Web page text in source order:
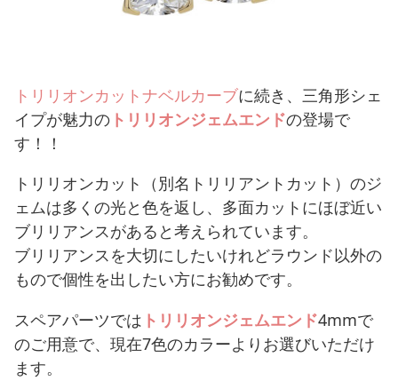
トリリオンカットナベルカーブに続き、三角形シェ
イプが魅力の トリリオンジェムエンドの登場で
す！！
トリリオンカット（別名トリリアントカット）のジ
ェムは多くの光と色を返し、多面カットにほぼ近い
ブリリアンスがあると考えられています。
ブリリアンスを大切にしたいけれどラウンド以外の
もので個性を出したい方にお勧めです。
スペアパーツでは トリリオンジェムエンド4mmで
のご用意で、現在7色のカラーよりお選びいただけ
ます。